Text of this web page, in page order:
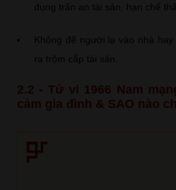
dụng trấn an tài sản, hạn chế
Không để người lạ vào nhà
ra trộm cắp tài sản.
2.2 - Tử vi 1966 Nam
cảm gia đình & SAO nào